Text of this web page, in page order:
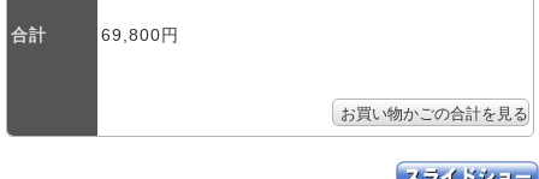
合計 69,800円